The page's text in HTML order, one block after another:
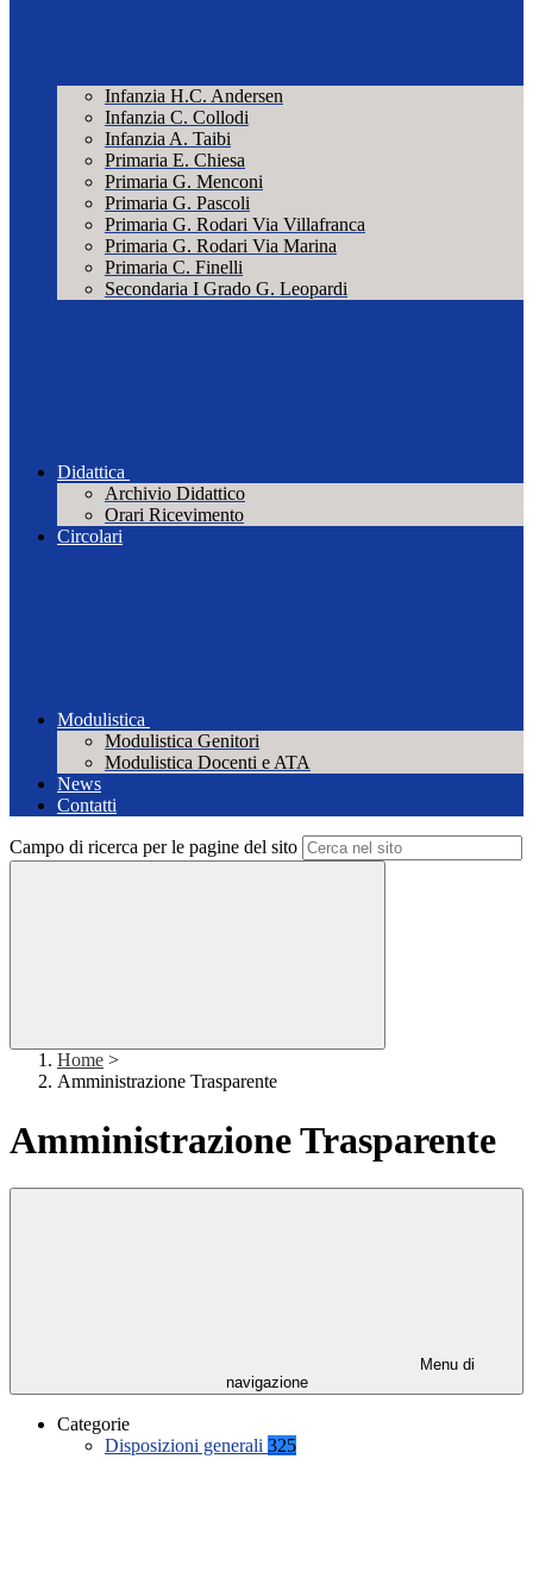
Infanzia H.C. Andersen
Infanzia C. Collodi
Infanzia A. Taibi
Primaria E. Chiesa
Primaria G. Menconi
Primaria G. Pascoli
Primaria G. Rodari Via Villafranca
Primaria G. Rodari Via Marina
Primaria C. Finelli
Secondaria I Grado G. Leopardi
Didattica
Archivio Didattico
Orari Ricevimento
Circolari
Modulistica
Modulistica Genitori
Modulistica Docenti e ATA
News
Contatti
Campo di ricerca per le pagine del sito
Home >
Amministrazione Trasparente
Amministrazione Trasparente
Menu di
navigazione
Categorie
Disposizioni generali 325